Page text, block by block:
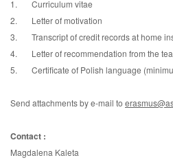
1. Curriculum vitae
2. Letter of motivation
3. Transcript of credit records at home
4. Letter of recommendation from the
5. Certificate of Polish language
Send attachments by e-mail to
Contact :
Magdalena Kaleta